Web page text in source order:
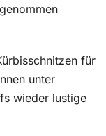
für
unter
wieder lustige